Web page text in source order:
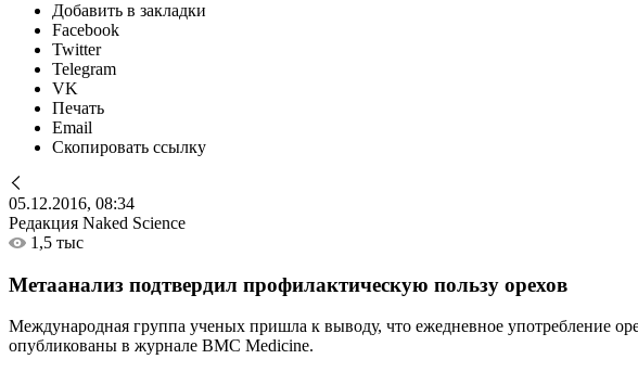
Добавить в закладки
Facebook
Twitter
Telegram
VK
Печать
Email
Скопировать ссылку
05.12.2016, 08:34
Редакция Naked Science
1,5 тыс
Метаанализ подтвердил профилактическую пользу орехов
Международная группа ученых пришла к выводу, что ежедневное употребление
опубликованы в журнале BMC Medicine.